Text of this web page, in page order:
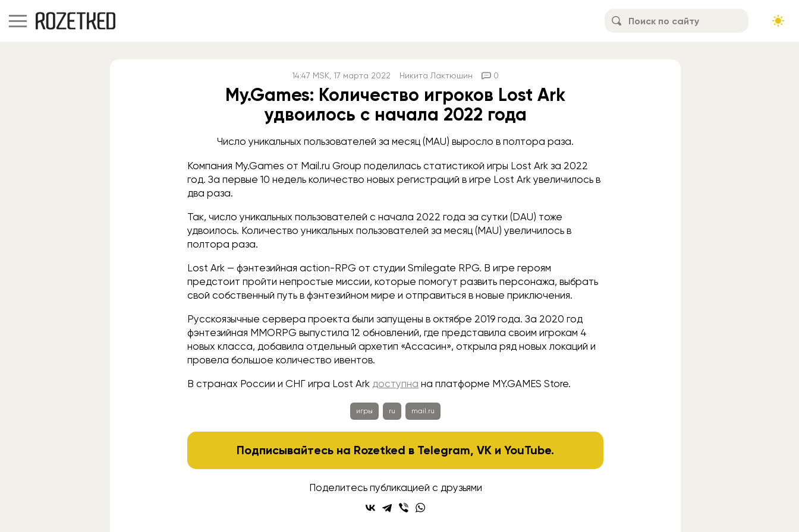
14:47 MSK , 17 марта 2022 Никита Лактюшин 0
My.Games: Количество игроков Lost Ark
удвоилось с начала 2022 года
Число уникальных пользователей за месяц (MAU) выросло в полтора раза.
Компания My.Games от Mail.ru Group поделилась статистикой игры Lost Ark за 2022
год. За первые 10 недель количество новых регистраций в игре Lost Ark увеличилось в
два раза.
Так, число уникальных пользователей с начала 2022 года за сутки (DAU) тоже
удвоилось. Количество уникальных пользователей за месяц (MAU) увеличилось в
полтора раза.
Lost Ark — фэнтезийная action-RPG от студии Smilegate RPG. В игре героям
предстоит пройти непростые миссии, которые помогут развить персонажа, выбрать
свой собственный путь в фэнтезийном мире и отправиться в новые приключения.
Русскоязычные сервера проекта были запущены в октябре 2019 года. За 2020 год
фэнтезийная MMORPG выпустила 12 обновлений, где представила своим игрокам 4
новых класса, добавила отдельный архетип «Ассасин», открыла ряд новых локаций и
провела большое количество ивентов.
В странах России и СНГ игра Lost Ark доступна на платформе MY.GAMES Store.
игры ru mail.ru
Подписывайтесь на Rozetked в Telegram,VK иYouTube.
Поделитесь публикацией с друзьями